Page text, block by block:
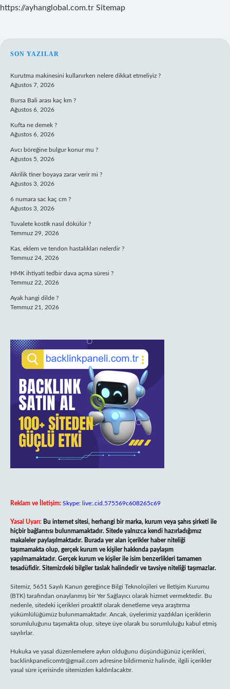
https://ayhanglobal.com.tr Sitemap
SIDEBAR
SON YAZILAR
Kurutma makinesini kullanırken nelere dikkat etmeliyiz ?
Ağustos 7, 2026
Bursa Bali arası kaç km ?
Ağustos 6, 2026
Kufta ne demek ?
Ağustos 6, 2026
Avcı böreğine bulgur konur mu ?
Ağustos 5, 2026
Akrilik tiner boyaya zarar verir mi ?
Ağustos 3, 2026
6 numara sac kaç cm ?
Ağustos 3, 2026
Tuvalete kostik nasıl dökülür ?
Temmuz 29, 2026
Kas, eklem ve tendon hastalıkları nelerdir ?
Temmuz 24, 2026
HMK ihtiyati tedbir dava açma süresi ?
Temmuz 22, 2026
Ayak hangi dilde ?
Temmuz 21, 2026
Reklam ve İletişim: Skype: live:.cid.575569c608265c69
Yasal Uyarı: Bu internet sitesi, herhangi bir marka, kurum veya şahıs şirketi ile
hiçbir bağlantısı bulunmamaktadır. Sitede yalnızca kendi hazırladığımız
makaleler paylaşılmaktadır. Burada yer alan içerikler haber niteliği
taşımamakta olup, gerçek kurum ve kişiler hakkında paylaşım
yapılmamaktadır. Gerçek kurum ve kişiler ile isim benzerlikleri tamamen
tesadüfidir. Sitemizdeki bilgiler taslak halindedir ve tavsiye niteliği taşımazlar.
Sitemiz, 5651 Sayılı Kanun gereğince Bilgi Teknolojileri ve İletişim Kurumu
(BTK) tarafından onaylanmış bir Yer Sağlayıcı olarak hizmet vermektedir. Bu
nedenle, sitedeki içerikleri proaktif olarak denetleme veya araştırma
yükümlülüğümüz bulunmamaktadır. Ancak, üyelerimiz yazdıkları içeriklerin
sorumluluğunu taşımakta olup, siteye üye olarak bu sorumluluğu kabul etmiş
sayılırlar.
Hukuka ve yasal düzenlemelere aykırı olduğunu düşündüğünüz içerikleri,
backlinkpanelicomtr@gmail.com adresine bildirmeniz halinde, ilgili içerikler
yasal süre içerisinde sitemizden kaldırılacaktır.